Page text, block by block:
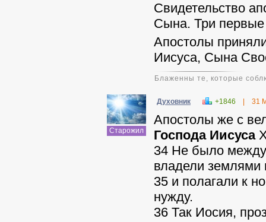
Свидетельство
Сына. Три
Апостолы
Иисуса, Сына
Блаженны те, которые
Старожил
Духовник +1846 31
Апостолы же с
Господа Иисуса
34 Не было между
владели землями
35 и полагали к
нужду.
36 Так Иосия,